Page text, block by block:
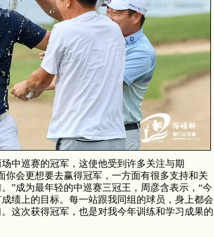
中巡赛的冠军，这使他受到许多关注与期
你会更想要去赢得冠军，一方面有很多支持和关
”成为最年轻的中巡赛三冠王，周彦含表示，“今
绩上的目标。每一站跟我同组的球员，身上都会
这次获得冠军，也是对我今年训练和学习成果的